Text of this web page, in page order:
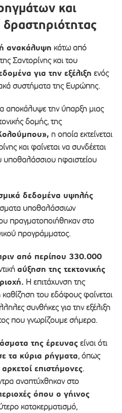
και
ανακάλυψη κάτω από
Σαντορίνης και του
για την εξέλιξη ενός
συστήματα της Ευρώπης.
αποκάλυψε την ύπαρξη μιας
δομής, της
η οποία εκτείνεται
και φαίνεται να συνδέεται
υποθαλάσσιου ηφαιστείου
δεδομένα υψηλής
υποθαλάσσιων
πραγματοποιήθηκαν στο
προγράμματος.
από περίπου 330.000
αύξηση της τεκτονικής
Η επιτάχυνση της
του εδάφους φαίνεται
συνθήκες για την εξέλιξη
που γνωρίζουμε σήμερα.
της έρευναςείναι ότι
τα κύρια ρήγματα, όπως
επιστήμονες.
αναπτύχθηκαν στο
όπου ο γήινος
κατακερματισμό,